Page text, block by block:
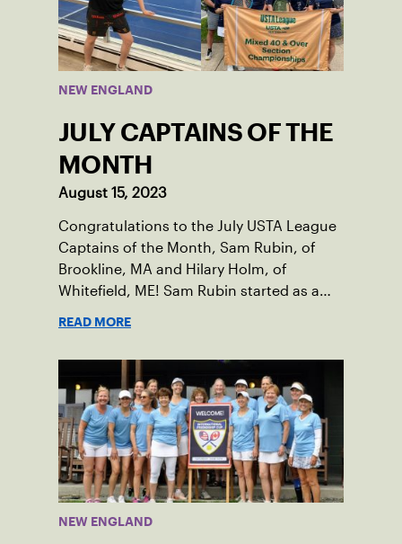
NEW ENGLAND
JULY CAPTAINS OF THE
MONTH
August 15, 2023
Congratulations to the July USTA League
Captains of the Month, Sam Rubin, of
Brookline, MA and Hilary Holm, of
Whitefield, ME! Sam Rubin started as a
opportunity to serve as a captain of the
18-39 league out of Eastern Mass. This
past winter, Sam led his team, which
competed at Sportsmen’s Tennis &
Enrichment Center in Dorchester, to a
first-place finish.
READ MORE
NEW ENGLAND